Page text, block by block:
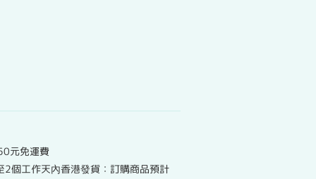
元免運費
2個工作天內香港發貨：訂購商品預計